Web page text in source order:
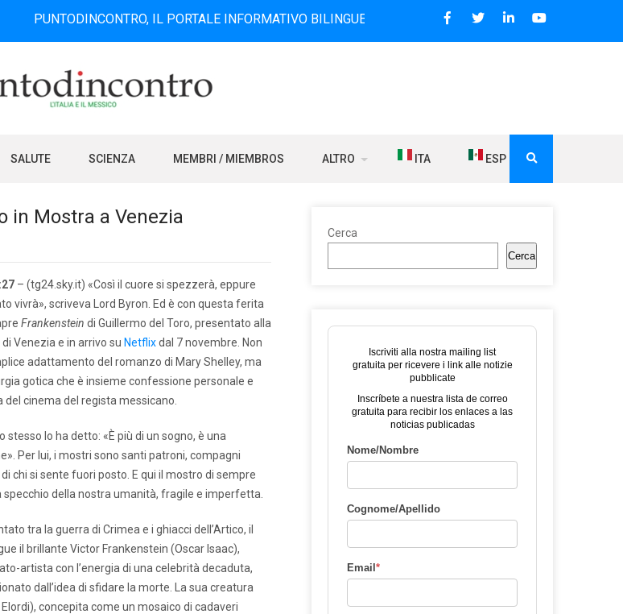
IL PORTALE INFORMATIVO BILINGUE CHE DAL 2006 DIFFONDE NOTIZIE SUI RAPPORTI
SALUTE SCIENZA MEMBRI / MIEMBROS ALTRO ITA ESP
in Mostra a Venezia
– (tg24.sky.it) «Così il cuore si spezzerà, eppure
vivrà», scriveva Lord Byron. Ed è con questa ferita
Frankenstein di Guillermo del Toro, presentato alla
Venezia e in arrivo su Netflixdal 7 novembre. Non
adattamento del romanzo di Mary Shelley, ma
gotica che è insieme confessione personale e
del cinema del regista messicano.
stesso lo ha detto: «È più di un sogno, è una
Per lui, i mostri sono santi patroni, compagni
chi si sente fuori posto. E qui il mostro di sempre
specchio della nostra umanità, fragile e imperfetta.
tra la guerra di Crimea e i ghiacci dell’Artico, il
il brillante Victor Frankenstein (Oscar Isaac),
artista con l’energia di una celebrità decaduta,
dall’idea di sfidare la morte. La sua creatura
concepita come un mosaico di cadaveri
Cerca
Cerca
Iscriviti alla nostra mailing list
gratuita per ricevere i link alle notizie
pubblicate
Inscríbete a nuestra lista de correo
gratuita para recibir los enlaces a las
noticias publicadas
Nome/Nombre
Cognome/Apellido
Email *